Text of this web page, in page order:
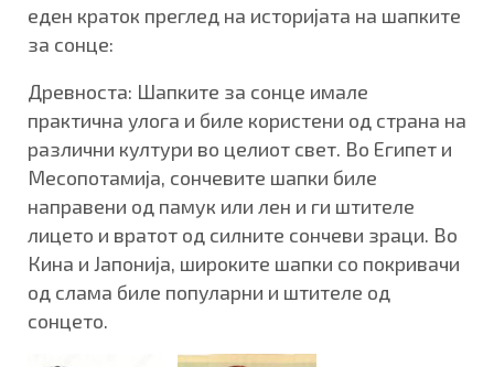
еден краток преглед на историјата на шапките
за сонце:
Древноста: Шапките за сонце имале
практична улога и биле користени од страна на
различни култури во целиот свет. Во Египет и
Месопотамија, сончевите шапки биле
направени од памук или лен и ги штителе
лицето и вратот од силните сончеви зраци. Во
Кина и Јапонија, широките шапки со покривачи
од слама биле популарни и штителе од
сонцето.